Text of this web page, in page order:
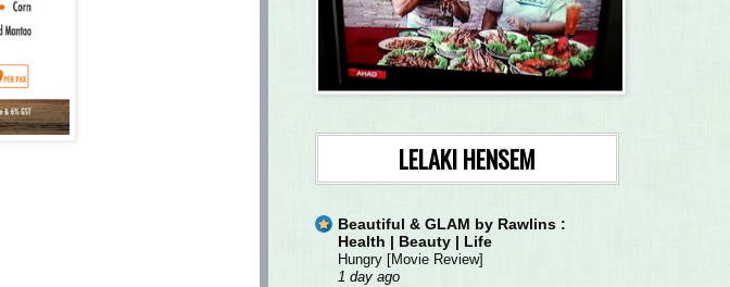
LELAKI HENSEM
Beautiful & GLAM by Rawlins :
Health | Beauty | Life
Hungry [Movie Review]
1 day ago